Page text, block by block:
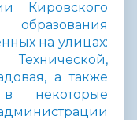
Кировского
образования
на улицах:
а также
некоторые